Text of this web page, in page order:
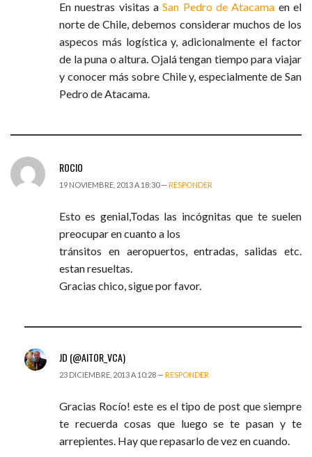
En nuestras visitas aSan Pedro de Atacama en el
norte de Chile, debemos considerar muchos de los
aspecos más logística y, adicionalmente el factor
de la puna o altura. Ojalá tengan tiempo para viajar
y conocer más sobre Chile y, especialmente de San
Pedro de Atacama.
ROCIO
19 NOVIEMBRE, 2013 A 18:30 — RESPONDER
Esto es genial,Todas las incógnitas que te suelen
preocupar en cuanto a los
tránsitos en aeropuertos, entradas, salidas etc.
estan resueltas.
Gracias chico, sigue por favor.
JD (@AITOR_VCA)
23 DICIEMBRE, 2013 A 10:28 — RESPONDER
Gracias Rocío! este es el tipo de post que siempre
te recuerda cosas que luego se te pasan y te
arrepientes. Hay que repasarlo de vez en cuando.